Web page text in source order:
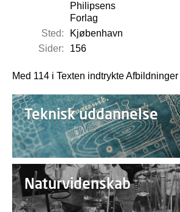
Philipsens
Forlag
Sted:
Kjøbenhavn
Sider:
156
Med 114 i Texten indtrykte Afbildninger
Teknisk uddannelse
Naturvidenskab